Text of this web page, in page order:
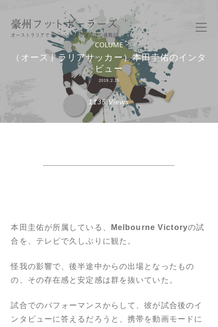
豪州フットボーラーズ
オーストラリアでチャレンジする選手達の挑戦記
COLUME
（オーストラリアサッカー）本田圭佑のインタ
ビュー
2019.2.15
1135 Views
本田圭佑が所属している、 Melbourne Victoryの試
合を、テレビで久しぶりに観た。
怪我の影響で、後半途中からの出場となったもの
の、その存在感と安定感は群を抜いていた。
試合でのパフォーマンスからして、彼が試合後のイ
ンタビューに答えるだろうと、携帯を動画モードに